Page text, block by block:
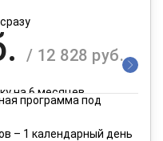
/ 12 828 руб.
на 6 месяцев
/ 6 414 руб.
программа под
– 1 календарный день